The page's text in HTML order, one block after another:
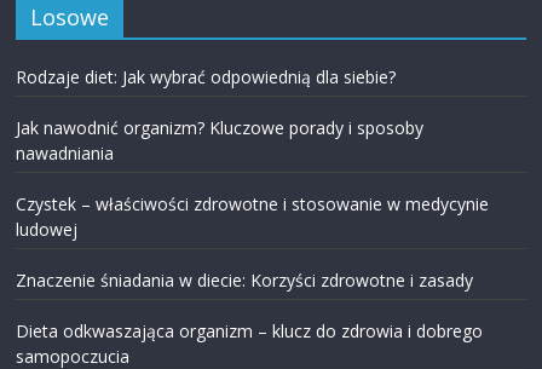
Losowe
Rodzaje diet: Jak wybrać odpowiednią dla siebie?
Jak nawodnić organizm? Kluczowe porady i sposoby
nawadniania
Czystek – właściwości zdrowotne i stosowanie w medycynie
ludowej
Znaczenie śniadania w diecie: Korzyści zdrowotne i zasady
Dieta odkwaszająca organizm – klucz do zdrowia i dobrego
samopoczucia